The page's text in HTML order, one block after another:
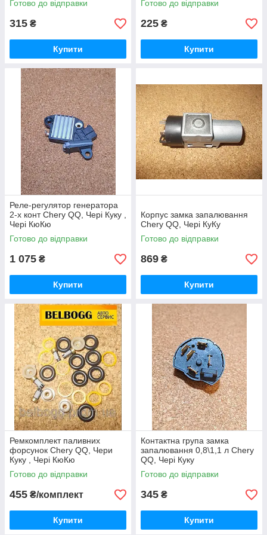
Готово до відправки
315 ₴
Купити
Готово до відправки
225 ₴
Купити
Реле-регулятор генератора
2-х конт Chery QQ, Чері Куку ,
Чері КюКю
Готово до відправки
1 075 ₴
Купити
Корпус замка запалювання
Chery QQ, Чері КуКу
Готово до відправки
869 ₴
Купити
Ремкомплект паливних
форсунок Chery QQ, Чери
Куку , Чері КюКю
Готово до відправки
455 ₴/комплект
Купити
Контактна група замка
запалювання 0,8\1,1 л Chery
QQ, Чері Куку
Готово до відправки
345 ₴
Купити